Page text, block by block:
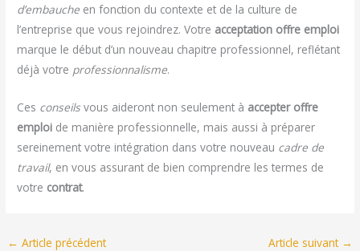
d’embauche en fonction du contexte et de la culture de
l’entreprise que vous rejoindrez. Votre acceptation offre emploi
marque le début d’un nouveau chapitre professionnel, reflétant
déjà votre professionnalisme.
Ces conseilsvous aideront non seulement à accepter offre
emploi de manière professionnelle, mais aussi à préparer
sereinement votre intégration dans votre nouveau cadre de
travail, en vous assurant de bien comprendre les termes de
votre contrat.
← Article précédent Article suivant →